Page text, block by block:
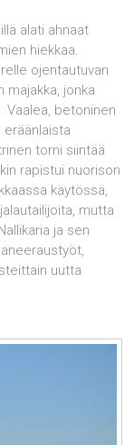
alati ahnaat
hiekkaa.
ojentautuvan
majakka, jonka
Vaalea, betoninen
torni siintää
rapistui nuorison
käytössä,
mutta
ja sen
uutta